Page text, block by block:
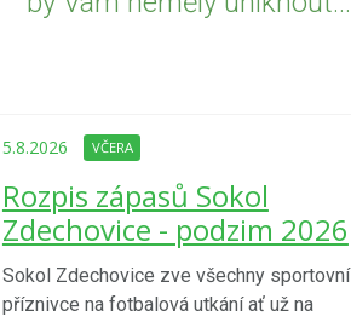
5.8.2026 VČERA
Rozpis zápasů Sokol
Zdechovice - podzim 2026
Sokol Zdechovice zve všechny sportovní
příznivce na fotbalová utkání ať už na